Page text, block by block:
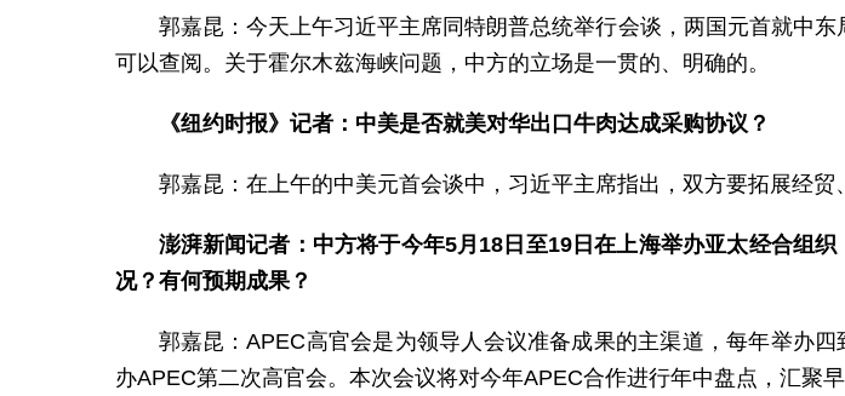
郭嘉昆：今天上午习近平主席同特朗普总统举行会谈，两国元首就中
可以查阅。关于霍尔木兹海峡问题，中方的立场是一贯的、明确的。
《纽约时报》记者：中美是否就美对华出口牛肉达成采购协议？
郭嘉昆：在上午的中美元首会谈中，习近平主席指出，双方要拓展经
澎湃新闻记者：中方将于今年5月18日至19日在上海举办亚太经合组
况？有何预期成果？
郭嘉昆：APEC高官会是为领导人会议准备成果的主渠道，每年举办
办APEC第二次高官会。本次会议将对今年APEC合作进行年中盘点，汇聚